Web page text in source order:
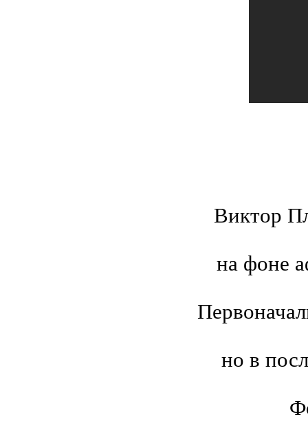
Виктор
на фоне
но в